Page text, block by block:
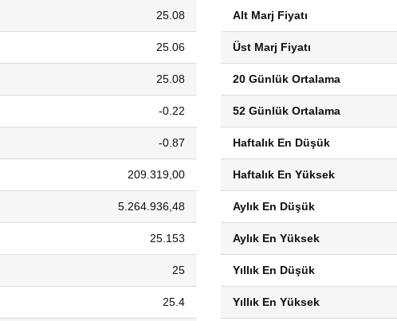
25.08
25.06
25.08
-0.22
-0.87
209.319,00
5.264.936,48
25.153
25
25.4
Alt Marj Fiyatı
Üst Marj Fiyatı
20 Günlük Ortalama
52 Günlük Ortalama
Haftalık En Düşük
Haftalık En Yüksek
Aylık En Düşük
Aylık En Yüksek
Yıllık En Düşük
Yıllık En Yüksek